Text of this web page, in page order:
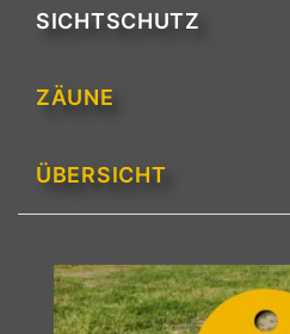
SICHTSCHUTZ
ZÄUNE
ÜBERSICHT